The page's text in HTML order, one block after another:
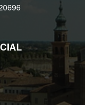
rivolgendosi, direttamente
al Titolare del trattamento;
integrare, rettificare o
e di opporsi al loro trattamento.
e il blocco riguardano i dati
Per l'integrazione occorre vantare
può essere sempre
commerciale pubblicitario, della
di mercato; negli altri casi,
legittimo.